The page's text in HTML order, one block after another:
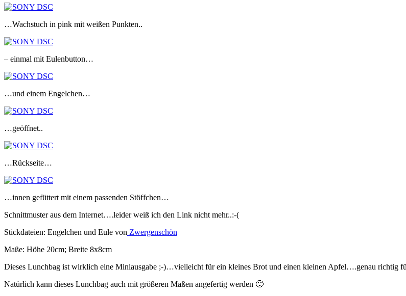
…Wachstuch in pink mit weißen Punkten..
– einmal mit Eulenbutton…
…und einem Engelchen…
…geöffnet..
…Rückseite…
…innen gefüttert mit einem passenden Stöffchen…
Schnittmuster aus dem Internet….leider weiß ich den Link nicht mehr..:-(
Stickdateien: Engelchen und Eule von Zwergenschön
Maße: Höhe 20cm; Breite 8x8cm
Dieses Lunchbag ist wirklich eine Miniausgabe ;-)…vielleicht für ein kleines Brot und einen kleinen Apfel….genau richtig
Natürlich kann dieses Lunchbag auch mit größeren Maßen angefertig werden 🙂